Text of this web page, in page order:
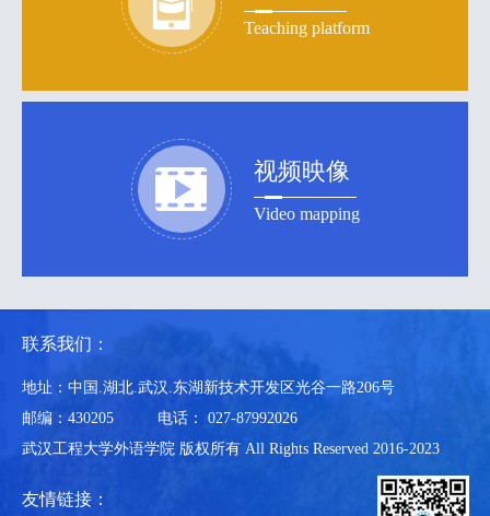
Teaching platform
视频映像
Video mapping
联系我们：
地址：中国.湖北.武汉.东湖新技术开发区光谷一路206号
邮编：430205
电话： 027-87992026
武汉工程大学外语学院 版权所有 All Rights Reserved 2016-2023
友情链接：